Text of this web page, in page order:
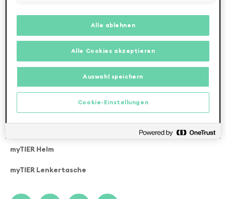
AGB
Datenschutzerklärung
myTIER Helm
myTIER Lenkertasche
Alle ablehnen
Alle Cookies akzeptieren
Auswahl speichern
Cookie-Einstellungen